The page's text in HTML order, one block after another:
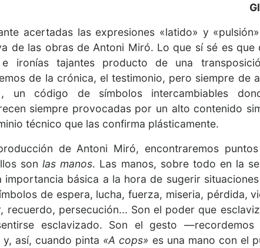
acertadas las expresiones «latido» y
de las obras de Antoni Miró. Lo que sí sé es que
ironías tajantes producto de una
de la crónica, el testimonio, pero siempre de
un código de símbolos intercambiables
siempre provocadas por un alto contenido
técnico que las confirma plásticamente.
de Antoni Miró, encontraremos
sonlas manos. Las manos, sobre todo en la
importancia básica a la hora de sugerir
de espera, lucha, fuerza, miseria, pérdida,
recuerdo, persecución... Son el poder que
esclavizado. Son el gesto
así, cuando pinta «A cops» es una mano con el